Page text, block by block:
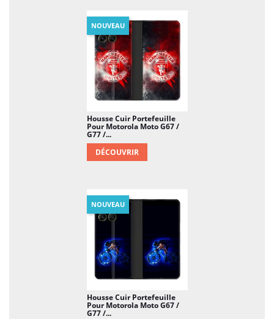
Housse Cuir Portefeuille
Pour Motorola Moto G67 /
G77 /...
DÉCOUVRIR
NOUVEAU
Housse Cuir Portefeuille
Pour Motorola Moto G67 /
G77 /...
NOUVEAU